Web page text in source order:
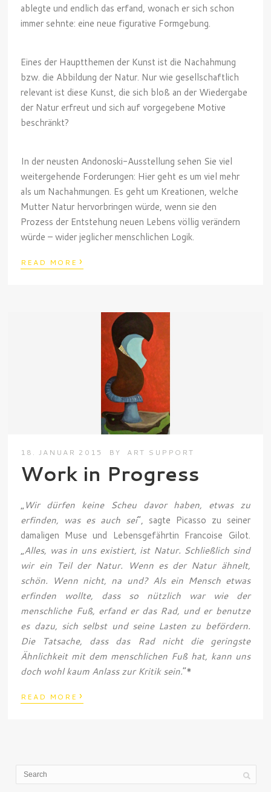
ablegte und endlich das erfand, wonach er sich schon
immer sehnte: eine neue figurative Formgebung.
Eines der Hauptthemen der Kunst ist die Nachahmung
bzw. die Abbildung der Natur. Nur wie gesellschaftlich
relevant ist diese Kunst, die sich bloß an der Wiedergabe
der Natur erfreut und sich auf vorgegebene Motive
beschränkt?
In der neusten Andonoski-Ausstellung sehen Sie viel
weitergehende Forderungen: Hier geht es um viel mehr
als um Nachahmungen. Es geht um Kreationen, welche
Mutter Natur hervorbringen würde, wenn sie den
Prozess der Entstehung neuen Lebens völlig verändern
würde – wider jeglicher menschlichen Logik.
READ MORE ›
18. JANUAR 2015 BY ART SUPPORT
Work in Progress
„Wir dürfen keine Scheu davor haben, etwas zu
erfinden, was es auch sei“, sagte Picasso zu seiner
damaligen Muse und Lebensgefährtin Francoise Gilot.
„Alles, was in uns existiert, ist Natur. Schließlich sind
wir ein Teil der Natur. Wenn es der Natur ähnelt,
schön. Wenn nicht, na und? Als ein Mensch etwas
erfinden wollte, dass so nützlich war wie der
menschliche Fuß, erfand er das Rad, und er benutze
es dazu, sich selbst und seine Lasten zu befördern.
Die Tatsache, dass das Rad nicht die geringste
Ähnlichkeit mit dem menschlichen Fuß hat, kann uns
doch wohl kaum Anlass zur Kritik sein.“*
READ MORE ›